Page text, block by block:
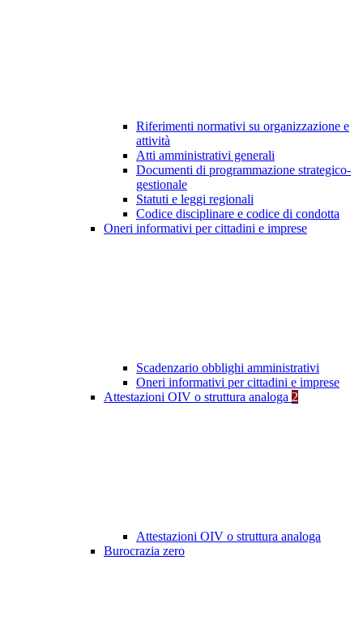
Riferimenti normativi su organizzazione e
attività
Atti amministrativi generali
Documenti di programmazione strategico-
gestionale
Statuti e leggi regionali
Codice disciplinare e codice di condotta
Oneri informativi per cittadini e imprese
Scadenzario obblighi amministrativi
Oneri informativi per cittadini e imprese
Attestazioni OIV o struttura analoga 2
Attestazioni OIV o struttura analoga
Burocrazia zero